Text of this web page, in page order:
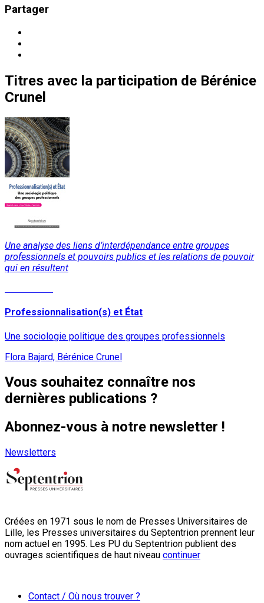
Partager
Titres avec la participation de Bérénice
Crunel
Une analyse des liens d’interdépendance entre groupes
professionnels et pouvoirs publics et les relations de pouvoir
qui en résultent
Professionnalisation(s) et État
Une sociologie politique des groupes professionnels
Flora Bajard, Bérénice Crunel
Vous souhaitez connaître nos
dernières publications ?
Abonnez-vous à notre newsletter !
Newsletters
Créées en 1971 sous le nom de Presses Universitaires de
Lille, les Presses universitaires du Septentrion prennent leur
nom actuel en 1995. Les PU du Septentrion publient des
ouvrages scientifiques de haut niveau continuer
Contact / Où nous trouver ?